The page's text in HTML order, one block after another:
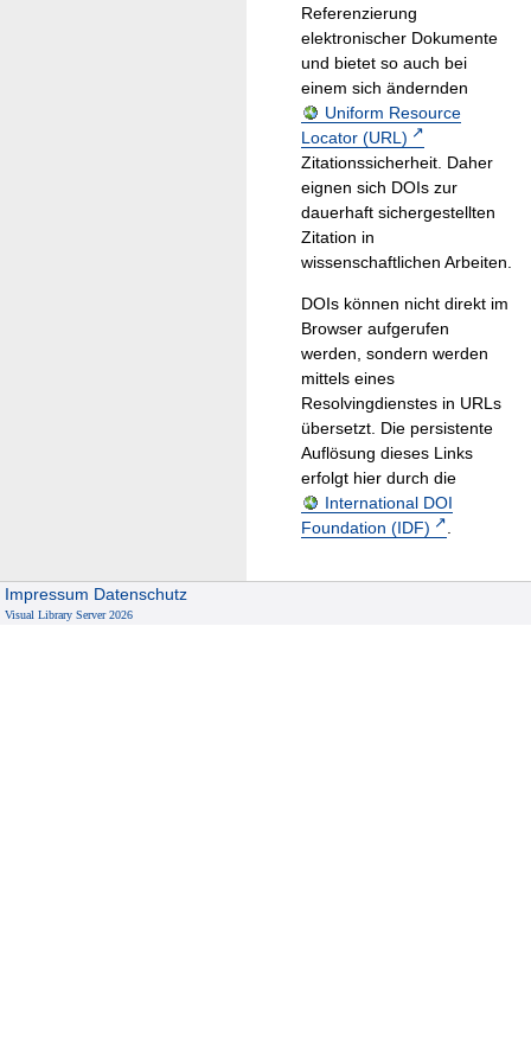
Referenzierung
elektronischer Dokumente
und bietet so auch bei
einem sich ändernden
Uniform Resource
Locator (URL)
Zitationssicherheit. Daher
eignen sich DOIs zur
dauerhaft sichergestellten
Zitation in
wissenschaftlichen Arbeiten.
DOIs können nicht direkt im
Browser aufgerufen
werden, sondern werden
mittels eines
Resolvingdienstes in URLs
übersetzt. Die persistente
Auflösung dieses Links
erfolgt hier durch die
International DOI
Foundation (IDF)
.
Impressum Datenschutz
Visual Library Server 2026